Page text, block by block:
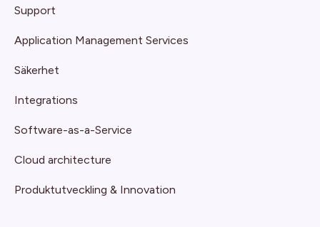
Support
Application Management Services
Säkerhet
Integrations
Software-as-a-Service
Cloud architecture
Produktutveckling & Innovation